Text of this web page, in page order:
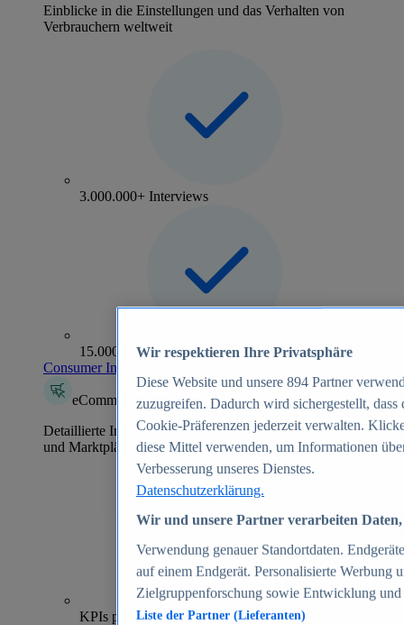
Einblicke in die Einstellungen und das Verhalten von
Verbrauchern weltweit
3.000.000+ Interviews
15.000+ Marken
Consumer Insights entdecken
eCommerce Insights
Detaillierte Informationen zu mehr als 39.000 Online-Shops
und Marktplätzen
70+
KPIs pro Shop
Wir respektieren Ihre Privatsphäre
Diese Website und unsere 894 Partner
zuzugreifen. Dadurch wird sichergestellt,
Cookie-Präferenzen jederzeit verwalten.
diese Mittel verwenden, um Informationen
Verbesserung unseres Dienstes.
Datenschutzerklärung.
Wir und unsere Partner verarbeiten
Verwendung genauer Standortdaten.
auf einem Endgerät. Personalisierte Werbung
Zielgruppenforschung sowie Entwicklung
Liste der Partner (Lieferanten)